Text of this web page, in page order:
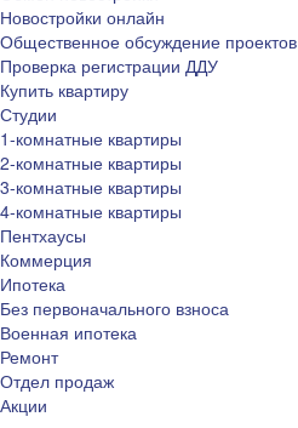
Новостройки онлайн
Общественное обсуждение проектов
Проверка регистрации ДДУ
Купить квартиру
Студии
1-комнатные квартиры
2-комнатные квартиры
3-комнатные квартиры
4-комнатные квартиры
Пентхаусы
Коммерция
Ипотека
Без первоначального взноса
Военная ипотека
Ремонт
Отдел продаж
Акции